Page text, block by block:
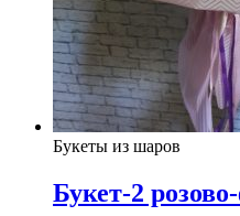
Букеты из шаров
Букет-2